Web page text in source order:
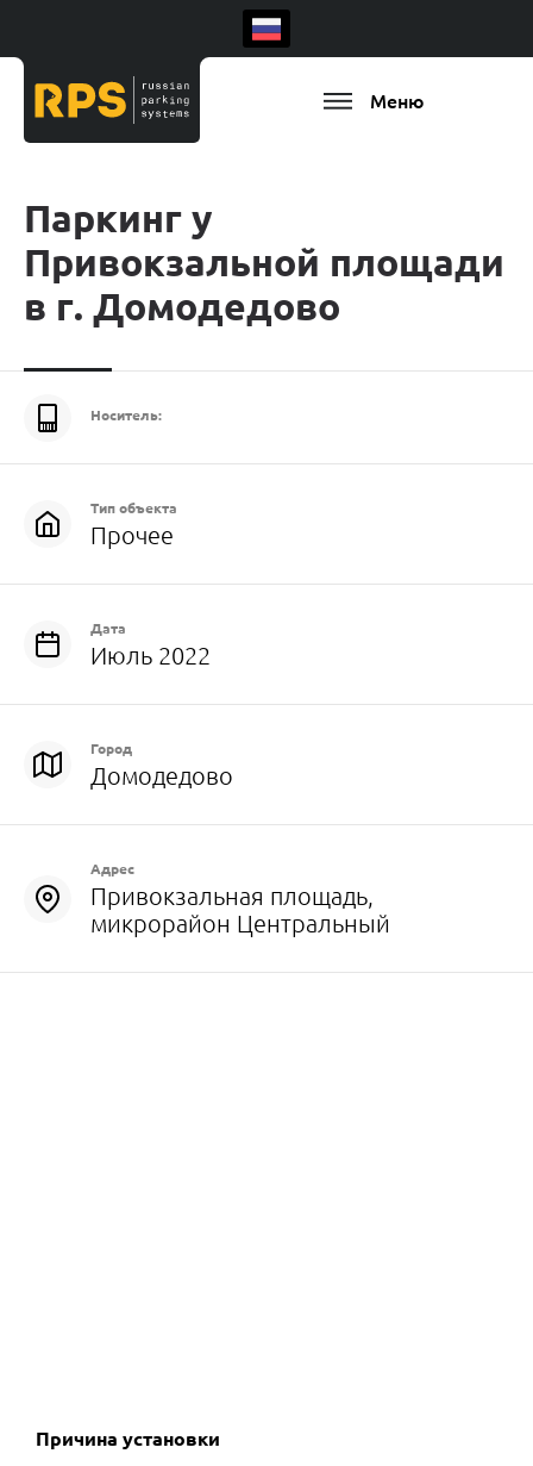
Меню
Паркинг у
Привокзальной площади
в г. Домодедово
Причина установки
Носитель:
Тип объекта
Прочее
Дата
Июль 2022
Город
Домодедово
Адрес
Привокзальная площадь,
микрорайон Центральный